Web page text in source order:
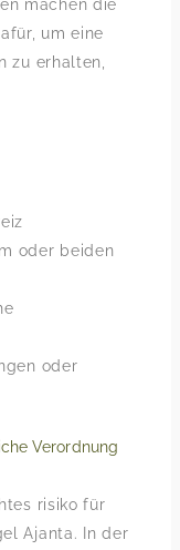
machen die
um eine
zu erhalten,
oder beiden
oder
Verordnung
risiko für
Ajanta. In der